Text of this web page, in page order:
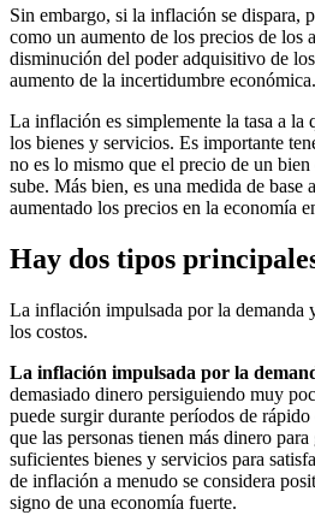
Sin embargo, si la inflación se dispara,
como un aumento de los precios de los
disminución del poder adquisitivo de
aumento de la incertidumbre económica.
La inflación es simplemente la tasa a la
los bienes y servicios. Es importante
no es lo mismo que el precio de un
sube. Más bien, es una medida de base
aumentado los precios en la economía
Hay dos tipos
La inflación impulsada por la demanda
los costos.
La inflación impulsada por la
demasiado dinero persiguiendo muy
puede surgir durante períodos de
que las personas tienen más dinero
suficientes bienes y servicios para
de inflación a menudo se considera
signo de una economía fuerte.